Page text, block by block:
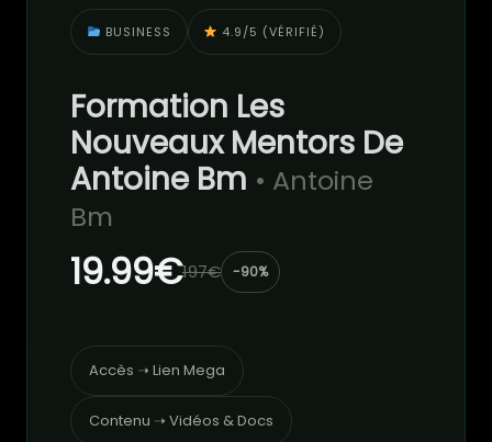
BUSINESS 4.9/5 (VÉRIFIÉ)
Formation Les
Nouveaux Mentors De
Antoine Bm • Antoine
Bm
19.99€197€ -90%
Accès ➝ Lien Mega
Contenu ➝ Vidéos & Docs